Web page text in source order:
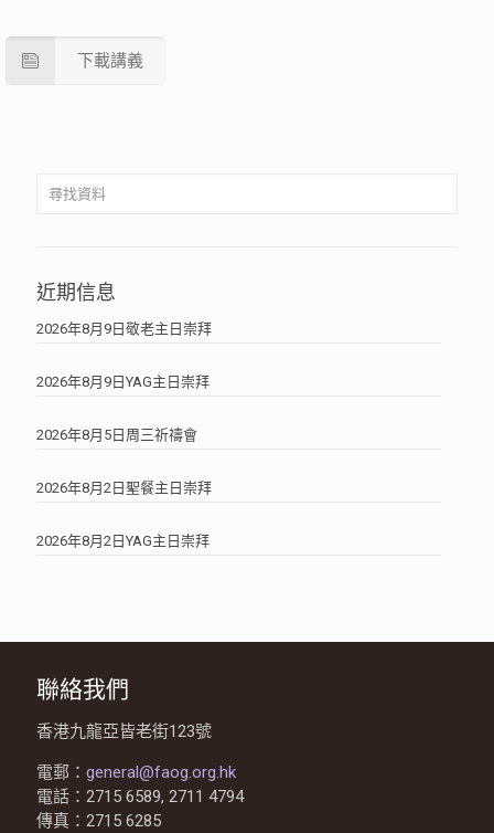
下載講義
近期信息
2026年8月9日敬老主日崇拜
2026年8月9日YAG主日崇拜
2026年8月5日周三祈禱會
2026年8月2日聖餐主日崇拜
2026年8月2日YAG主日崇拜
聯絡我們
香港九龍亞皆老街123號
電郵： general@faog.org.hk
電話：2715 6589, 2711 4794
傳真：2715 6285